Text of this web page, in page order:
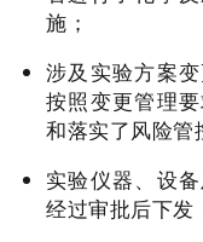
施；
涉及实验方案
按照变更管理
和落实了风险管
实验仪器、设
经过审批后下发